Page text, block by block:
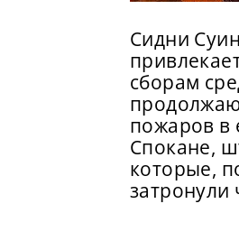
Сидни
сборам
пожаров в
Спокане,
которые,
затронули